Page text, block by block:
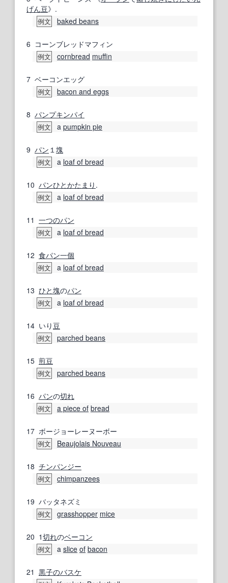
げん豆》.
例文 baked beans
6 コーンブレッドマフィン
例文 cornbread muffin
7 ベーコンエッグ
例文 bacon and eggs
8 パンプキンパイ
例文 a pumpkin pie
9 パン １ 塊
例文 a loaf of bread
10 パンひとかたまり .
例文 a loaf of bread
11 一つのパン
例文 a loaf of bread
12 食パン一個
例文 a loaf of bread
13 ひと塊のパン
例文 a loaf of bread
14 いり 豆
例文 parched beans
15 煎豆
例文 parched beans
16 パンの切れ
例文 a piece of bread
17 ボージョーレーヌーボー
例文 Beaujolais Nouveau
18 チンパンジー
例文 chimpanzees
19 バッタネズミ
例文 grasshopper mice
20 1切れのベーコン
例文 a slice of bacon
21 黒子のバスケ